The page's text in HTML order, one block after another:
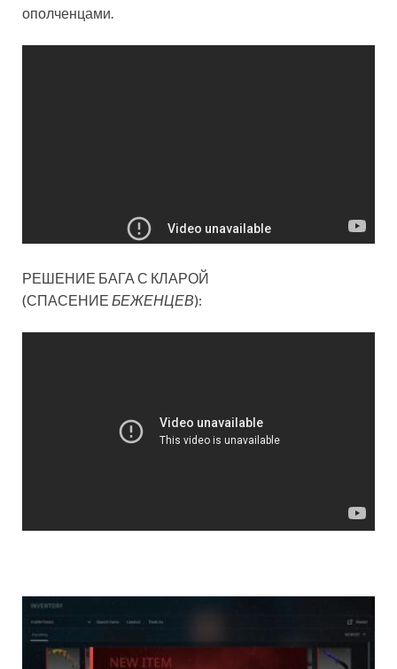
ополченцами.
РЕШЕНИЕ БАГА С КЛАРОЙ
(СПАСЕНИЕ БЕЖЕНЦЕВ):